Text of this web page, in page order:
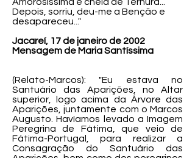
Depois, sorriu, deu-me a Benção e
desapareceu..."
Jacareí, 17 de janeiro de 2002
Mensagem de Maria Santíssima
(Relato-Marcos): "Eu estava no
Santuário das Aparições, no Altar
superior, logo acima da Árvore das
Aparições, juntamente com o Marcos
Augusto. Havíamos levado a Imagem
Peregrina de Fátima, que veio de
Fátima-Portugal, para realizar a
Consagração do Santuário das